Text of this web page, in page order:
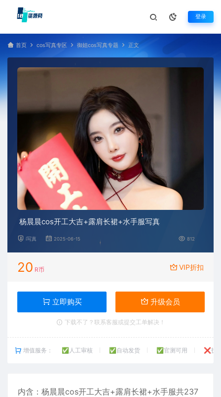
登录
首页 cos写真专区 御姐cos写真专题 正文
杨晨晨cos开工大吉+露肩长裙+水手服写真
i写真 2025-06-15 812
20 R币 VIP折扣
立即购买 升级会员
下载不了？联系客服或提交工单解决！
增值服务： ✅人工审核 ✅自动发货 ✅官测可用 ❌技
内含： 杨晨晨cos开工大吉+露肩长裙+水手服共237